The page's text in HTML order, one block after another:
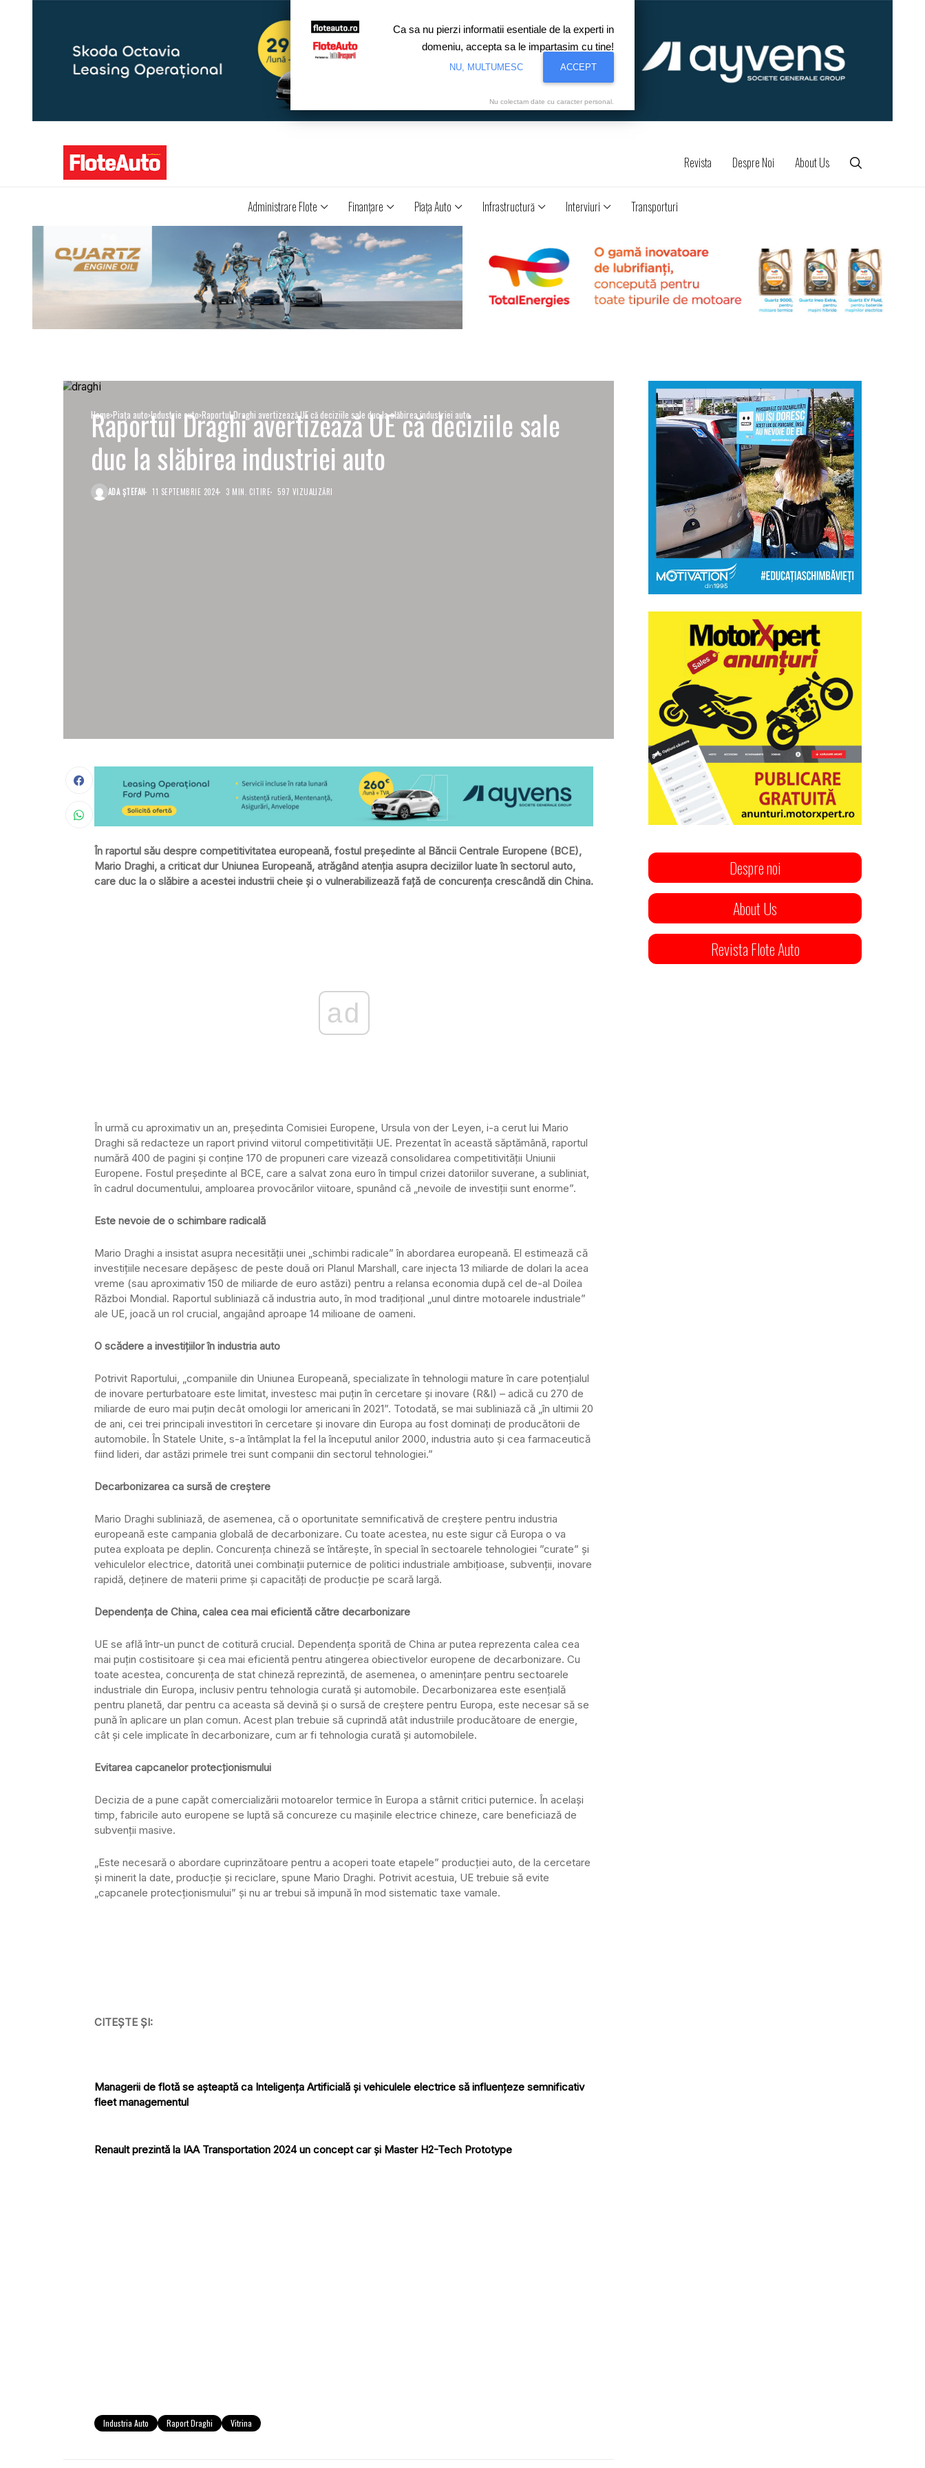
Revista Despre Noi About Us
Administrare Flote Finanţare Piaţa Auto Infrastructură Interviuri Transporturi
Home Piaţa auto Industrie auto Raportul Draghi avertizează UE că deciziile sale duc la slăbirea industriei auto
Raportul Draghi avertizează UE că deciziile sale
duc la slăbirea industriei auto
ADA ȘTEFAN 11 SEPTEMBRIE 2024 3 MIN. CITIRE 597 VIZUALIZĂRI
În raportul său despre competitivitatea europeană, fostul președinte al Băncii Centrale Europene (BCE),
Mario Draghi, a criticat dur Uniunea Europeană, atrăgând atenția asupra deciziilor luate în sectorul auto,
care duc la o slăbire a acestei industrii cheie și o vulnerabilizează față de concurența crescândă din China.
ad
În urmă cu aproximativ un an, președinta Comisiei Europene, Ursula von der Leyen, i-a cerut lui Mario
Draghi să redacteze un raport privind viitorul competitivității UE. Prezentat în această săptămână, raportul
numără 400 de pagini și conține 170 de propuneri care vizează consolidarea competitivității Uniunii
Europene. Fostul președinte al BCE, care a salvat zona euro în timpul crizei datoriilor suverane, a subliniat,
în cadrul documentului, amploarea provocărilor viitoare, spunând că „nevoile de investiții sunt enorme”.
Este nevoie de o schimbare radicală
Mario Draghi a insistat asupra necesității unei „schimbi radicale” în abordarea europeană. El estimează că
investițiile necesare depășesc de peste două ori Planul Marshall, care injecta 13 miliarde de dolari la acea
vreme (sau aproximativ 150 de miliarde de euro astăzi) pentru a relansa economia după cel de-al Doilea
Război Mondial. Raportul subliniază că industria auto, în mod tradițional „unul dintre motoarele industriale”
ale UE, joacă un rol crucial, angajând aproape 14 milioane de oameni.
O scădere a investițiilor în industria auto
Potrivit Raportului, „companiile din Uniunea Europeană, specializate în tehnologii mature în care potențialul
de inovare perturbatoare este limitat, investesc mai puțin în cercetare și inovare (R&I) – adică cu 270 de
miliarde de euro mai puțin decât omologii lor americani în 2021”. Totodată, se mai subliniază că „în ultimii 20
de ani, cei trei principali investitori în cercetare și inovare din Europa au fost dominați de producătorii de
automobile. În Statele Unite, s-a întâmplat la fel la începutul anilor 2000, industria auto și cea farmaceutică
fiind lideri, dar astăzi primele trei sunt companii din sectorul tehnologiei.”
Decarbonizarea ca sursă de creștere
Mario Draghi subliniază, de asemenea, că o oportunitate semnificativă de creștere pentru industria
europeană este campania globală de decarbonizare. Cu toate acestea, nu este sigur că Europa o va
putea exploata pe deplin. Concurența chineză se întărește, în special în sectoarele tehnologiei ”curate” și
vehiculelor electrice, datorită unei combinații puternice de politici industriale ambițioase, subvenții, inovare
rapidă, deținere de materii prime și capacități de producție pe scară largă.
Dependența de China, calea cea mai eficientă către decarbonizare
UE se află într-un punct de cotitură crucial. Dependența sporită de China ar putea reprezenta calea cea
mai puțin costisitoare și cea mai eficientă pentru atingerea obiectivelor europene de decarbonizare. Cu
toate acestea, concurența de stat chineză reprezintă, de asemenea, o amenințare pentru sectoarele
industriale din Europa, inclusiv pentru tehnologia curată și automobile. Decarbonizarea este esențială
pentru planetă, dar pentru ca aceasta să devină și o sursă de creștere pentru Europa, este necesar să se
pună în aplicare un plan comun. Acest plan trebuie să cuprindă atât industriile producătoare de energie,
cât și cele implicate în decarbonizare, cum ar fi tehnologia curată și automobilele.
Evitarea capcanelor protecționismului
Decizia de a pune capăt comercializării motoarelor termice în Europa a stârnit critici puternice. În același
timp, fabricile auto europene se luptă să concureze cu mașinile electrice chineze, care beneficiază de
subvenții masive.
„Este necesară o abordare cuprinzătoare pentru a acoperi toate etapele” producției auto, de la cercetare
și minerit la date, producție și reciclare, spune Mario Draghi. Potrivit acestuia, UE trebuie să evite
„capcanele protecționismului” și nu ar trebui să impună în mod sistematic taxe vamale.
CITEȘTE ȘI:
Managerii de flotă se așteaptă ca Inteligența Artificială și vehiculele electrice să influențeze semnificativ
fleet managementul
Renault prezintă la IAA Transportation 2024 un concept car și Master H2-Tech Prototype
Industria Auto Raport Draghi Vitrina
Despre noi
About Us
Revista Flote Auto
Ca sa nu pierzi informatii esentiale de la experti in
domeniu, accepta sa le impartasim cu tine!
NU, MULTUMESC ACCEPT
Nu colectam date cu caracter personal.